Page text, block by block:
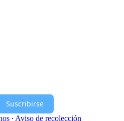
Suscribirse
∙ Aviso de recolección